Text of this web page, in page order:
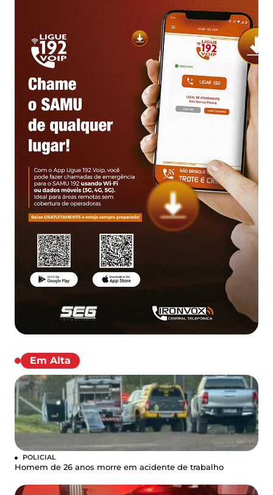
Em Alta
POLICIAL
Homem de 26 anos morre em acidente de trabalho